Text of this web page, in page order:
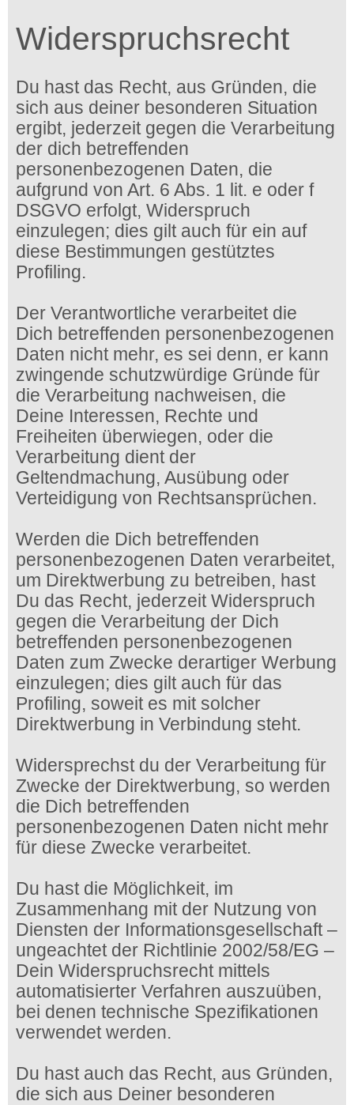
Widerspruchsrecht
Du hast das Recht, aus Gründen, die
sich aus deiner besonderen Situation
ergibt, jederzeit gegen die Verarbeitung
der dich betreffenden
personenbezogenen Daten, die
aufgrund von Art. 6 Abs. 1 lit. e oder f
DSGVO erfolgt, Widerspruch
einzulegen; dies gilt auch für ein auf
diese Bestimmungen gestütztes
Profiling.
Der Verantwortliche verarbeitet die
Dich betreffenden personenbezogenen
Daten nicht mehr, es sei denn, er kann
zwingende schutzwürdige Gründe für
die Verarbeitung nachweisen, die
Deine Interessen, Rechte und
Freiheiten überwiegen, oder die
Verarbeitung dient der
Geltendmachung, Ausübung oder
Verteidigung von Rechtsansprüchen.
Werden die Dich betreffenden
personenbezogenen Daten verarbeitet,
um Direktwerbung zu betreiben, hast
Du das Recht, jederzeit Widerspruch
gegen die Verarbeitung der Dich
betreffenden personenbezogenen
Daten zum Zwecke derartiger Werbung
einzulegen; dies gilt auch für das
Profiling, soweit es mit solcher
Direktwerbung in Verbindung steht.
Widersprechst du der Verarbeitung für
Zwecke der Direktwerbung, so werden
die Dich betreffenden
personenbezogenen Daten nicht mehr
für diese Zwecke verarbeitet.
Du hast die Möglichkeit, im
Zusammenhang mit der Nutzung von
Diensten der Informationsgesellschaft –
ungeachtet der Richtlinie 2002/58/EG –
Dein Widerspruchsrecht mittels
automatisierter Verfahren auszuüben,
bei denen technische Spezifikationen
verwendet werden.
Du hast auch das Recht, aus Gründen,
die sich aus Deiner besonderen